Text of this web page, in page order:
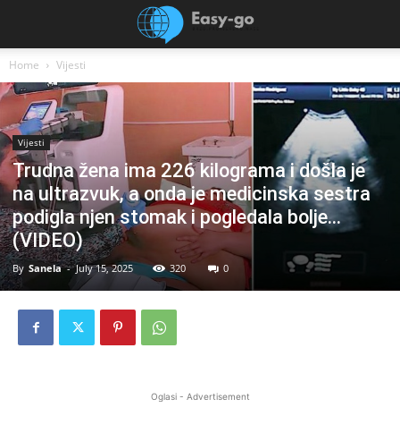
Home Vijesti
Vijesti
Trudna žena ima 226 kilograma i došla je
na ultrazvuk, a onda je medicinska sestra
podigla njen stomak i pogledala bolje…
(VIDEO)
By Sanela - July 15, 2025 320 0
Oglasi - Advertisement